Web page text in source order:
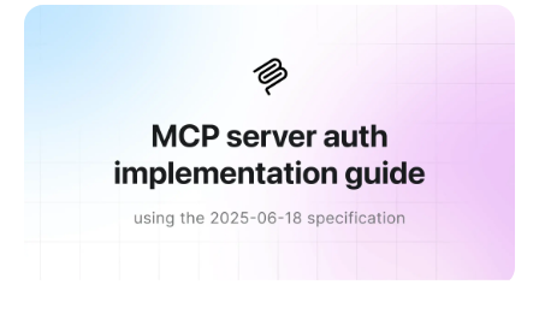
دليل تنفيذ مصادقة خادم MCP: باستخدام المواصفة الأحدث